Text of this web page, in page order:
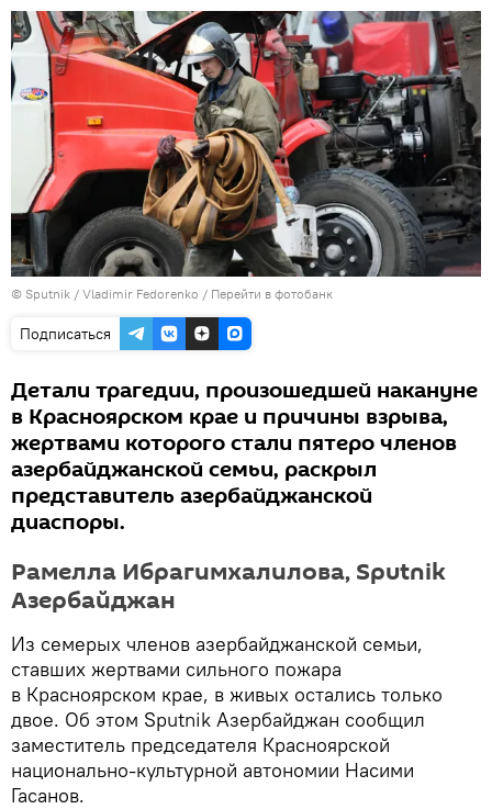
© Sputnik / Vladimir Fedorenko / Перейти в фотобанк
Подписаться
Детали трагедии, произошедшей накануне
в Красноярском крае и причины взрыва,
жертвами которого стали пятеро членов
азербайджанской семьи, раскрыл
представитель азербайджанской
диаспоры.
Рамелла Ибрагимхалилова, Sputnik
Азербайджан
Из семерых членов азербайджанской семьи,
ставших жертвами сильного пожара
в Красноярском крае, в живых остались только
двое. Об этом Sputnik Азербайджан сообщил
заместитель председателя Красноярской
национально-культурной автономии Насими
Гасанов.